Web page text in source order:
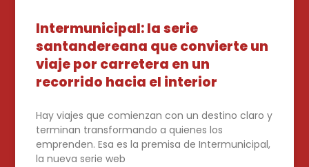
Intermunicipal: la serie
santandereana que convierte un
viaje por carretera en un
recorrido hacia el interior
Hay viajes que comienzan con un destino claro y
terminan transformando a quienes los
emprenden. Esa es la premisa de Intermunicipal,
la nueva serie web